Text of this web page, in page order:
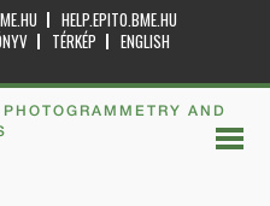
HELP.EPITO.BME.HU
TÉRKÉP
ENGLISH
AND